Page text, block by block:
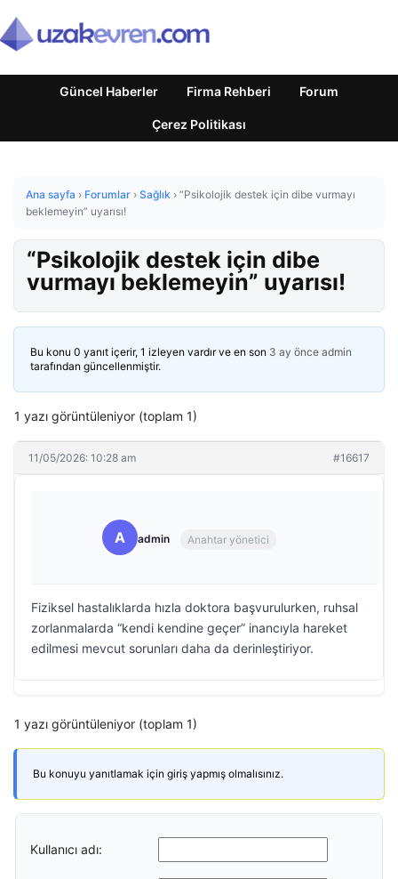
Güncel Haberler Firma Rehberi Forum
Çerez Politikası
Ana sayfa › Forumlar › Sağlık › “Psikolojik destek için dibe vurmayı
beklemeyin” uyarısı!
“Psikolojik destek için dibe
vurmayı beklemeyin” uyarısı!
Bu konu 0 yanıt içerir, 1 izleyen vardır ve en son 3 ay önce admin
tarafından güncellenmiştir.
1 yazı görüntüleniyor (toplam 1)
11/05/2026: 10:28 am #16617
A admin Anahtar yönetici
Fiziksel hastalıklarda hızla doktora başvurulurken, ruhsal
zorlanmalarda “kendi kendine geçer” inancıyla hareket
edilmesi mevcut sorunları daha da derinleştiriyor.
1 yazı görüntüleniyor (toplam 1)
Bu konuyu yanıtlamak için giriş yapmış olmalısınız.
Kullanıcı adı: